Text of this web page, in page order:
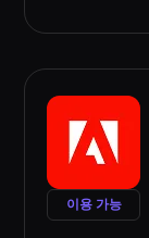
이용 가능